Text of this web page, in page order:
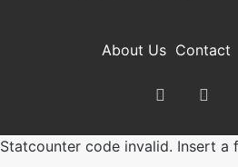
About Us Contact
Statcounter code invalid. Insert a